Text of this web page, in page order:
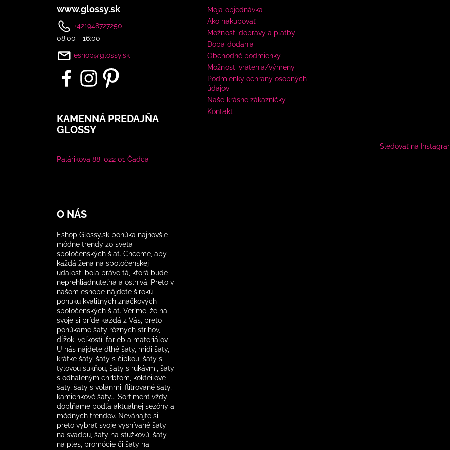
www.glossy.sk
+421948727250
08:00 - 16:00
eshop@glossy.sk
KAMENNÁ PREDAJŇA
GLOSSY
Palárikova 88, 022 01 Čadca
Moja objednávka
Ako nakupovať
Možnosti dopravy a platby
Doba dodania
Obchodné podmienky
Možnosti vrátenia/výmeny
Podmienky ochrany osobných
údajov
Naše krásne zákazníčky
Kontakt
Sledovať na
O NÁS
Eshop Glossy.sk ponúka najnovšie
módne trendy zo sveta
spoločenských šiat. Chceme, aby
každá žena na spoločenskej
udalosti bola práve tá, ktorá bude
neprehliadnuteľná a oslnivá. Preto v
našom eshope nájdete širokú
ponuku kvalitných značkových
spoločenských šiat. Veríme, že na
svoje si príde každá z Vás, preto
ponúkame šaty rôznych strihov,
dĺžok, veľkostí, farieb a materiálov.
U nás nájdete dlhé šaty, midi šaty,
krátke šaty, šaty s čipkou, šaty s
tylovou sukňou, šaty s rukávmi, šaty
s odhaleným chrbtom, kokteilové
šaty, šaty s volánmi, flitrované šaty,
kamienkové šaty... Sortiment vždy
dopĺňame podľa aktuálnej sezóny a
módnych trendov. Neváhajte si
preto vybrať svoje vysnívané šaty
na svadbu, šaty na stužkovú, šaty
na ples, promócie či šaty na